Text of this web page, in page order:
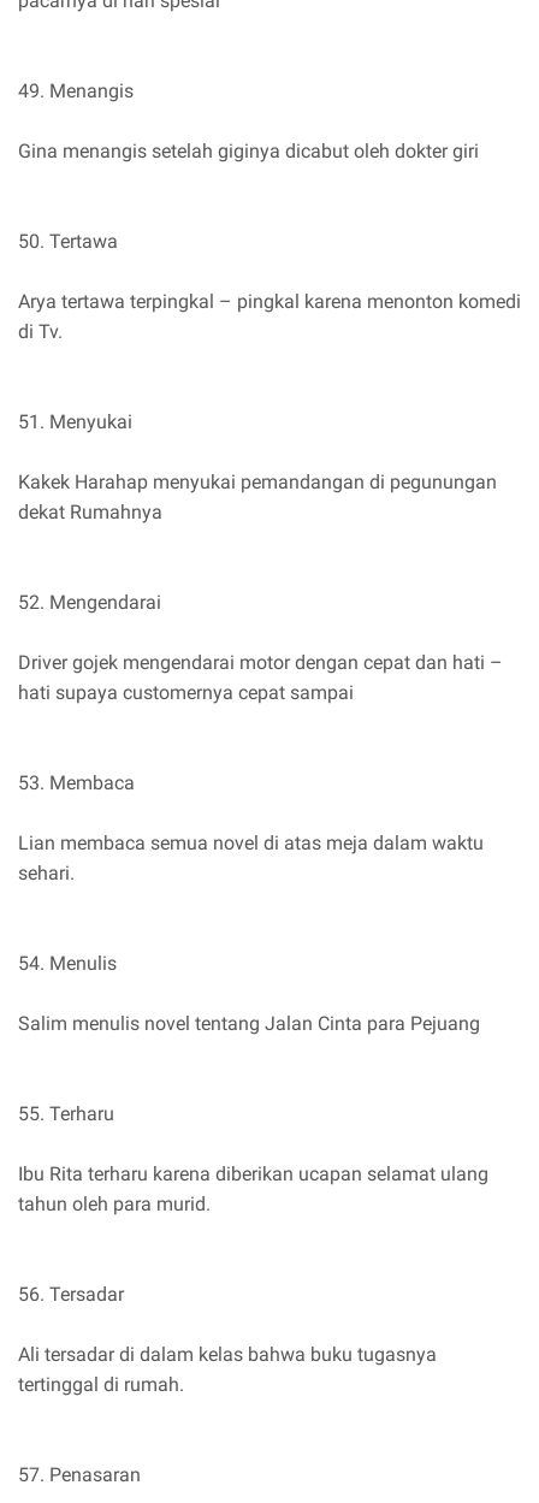
49. Menangis
Gina menangis setelah giginya dicabut oleh dokter giri
50. Tertawa
Arya tertawa terpingkal – pingkal karena menonton komedi
di Tv.
51. Menyukai
Kakek Harahap menyukai pemandangan di pegunungan
dekat Rumahnya
52. Mengendarai
Driver gojek mengendarai motor dengan cepat dan hati –
hati supaya customernya cepat sampai
53. Membaca
Lian membaca semua novel di atas meja dalam waktu
sehari.
54. Menulis
Salim menulis novel tentang Jalan Cinta para Pejuang
55. Terharu
Ibu Rita terharu karena diberikan ucapan selamat ulang
tahun oleh para murid.
56. Tersadar
Ali tersadar di dalam kelas bahwa buku tugasnya
tertinggal di rumah.
57. Penasaran